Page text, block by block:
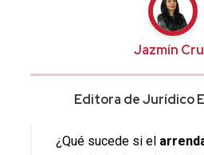
Jazmín
Editora de Jurídico
¿Qué sucede si el